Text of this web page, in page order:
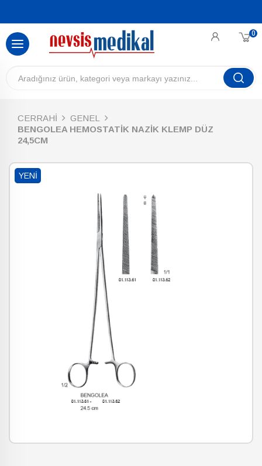
0
CERRAHİ
GENEL
BENGOLEA HEMOSTATİK NAZİK KLEMP DÜZ
24,5CM
YENI